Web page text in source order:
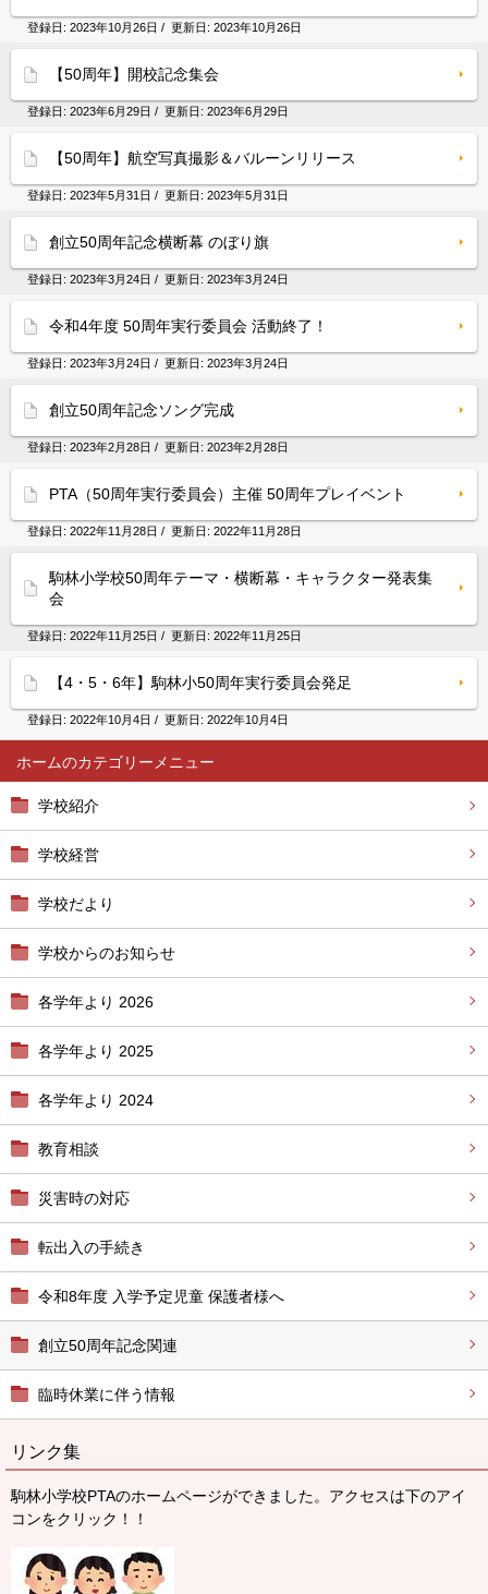
ホーム
学校紹介
学校経営
学校だより
学校からのお知らせ
各学年より 2026
各学年より 2025
各学年より 2024
教育相談
災害時の対応
転出入の手続き
令和8年度 入学予定児童 保護者様へ
創立50周年記念関連
臨時休業に伴う情報
リンク集
駒林小学校PTAのホームページができました。アクセスは下のアイ
コンをクリック！！
登録日: 2023年10月26日 / 更新日: 2023年10月26日
【50周年】開校記念集会
登録日: 2023年6月29日 / 更新日: 2023年6月29日
【50周年】航空写真撮影＆バルーンリリース
登録日: 2023年5月31日 / 更新日: 2023年5月31日
創立50周年記念横断幕 のぼり旗
登録日: 2023年3月24日 / 更新日: 2023年3月24日
令和4年度 50周年実行委員会 活動終了！
登録日: 2023年3月24日 / 更新日: 2023年3月24日
創立50周年記念ソング完成
登録日: 2023年2月28日 / 更新日: 2023年2月28日
PTA（50周年実行委員会）主催 50周年プレイベント
登録日: 2022年11月28日 / 更新日: 2022年11月28日
駒林小学校50周年テーマ・横断幕・キャラクター発表集
会
登録日: 2022年11月25日 / 更新日: 2022年11月25日
【4・5・6年】駒林小50周年実行委員会発足
登録日: 2022年10月4日 / 更新日: 2022年10月4日